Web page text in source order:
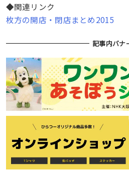
◆関連リンク
枚方の開店・閉店まとめ2015
記事内バナ